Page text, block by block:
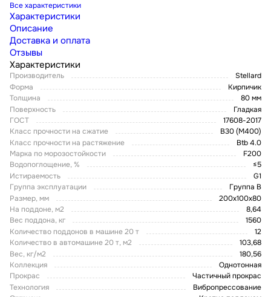
Все характеристики
Характеристики
Описание
Доставка и оплата
Отзывы
Характеристики
Производитель
Stellard
Форма
Кирпичик
Толщина
80 мм
Поверхность
Гладкая
ГОСТ
17608-2017
Класс прочности на сжатие
В30 (М400)
Класс прочности на растяжение
Btb 4.0
Марка по морозостойкости
F200
Водопоглощение, %
≤5
Истираемость
G1
Группа эксплуатации
Группа В
Размер, мм
200х100х80
На поддоне, м2
8,64
Вес поддона, кг
1560
Количество поддонов в машине 20 т
12
Количество в автомашине 20 т, м2
103,68
Вес, кг/м2
180,56
Коллекция
Однотонная
Прокрас
Частичный прокрас
Технология
Вибропрессование